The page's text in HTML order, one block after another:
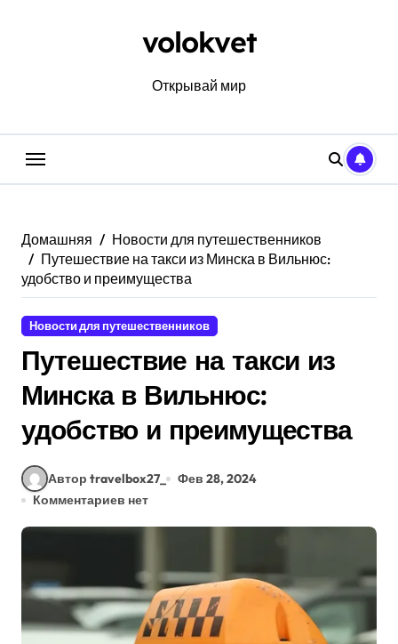
volokvet
Открывай мир
Домашняя
Новости для путешественников
Путешествие на такси из Минска в Вильнюс:
удобство и преимущества
Новости для путешественников
Путешествие на такси из
Минска в Вильнюс:
удобство и преимущества
Автор travelbox27_
Фев 28, 2024
Комментариев нет